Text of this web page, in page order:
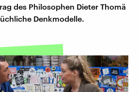
des Philosophen Dieter Thomä
Denkmodelle.